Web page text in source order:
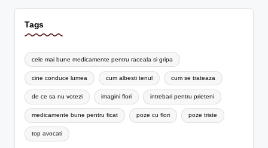
Tags
cele mai bune medicamente pentru raceala si gripa
cine conduce lumea cum albesti tenul cum se trateaza
de ce sa nu votezi imagini flori intrebari pentru prieteni
medicamente bune pentru ficat poze cu flori poze triste
top avocati